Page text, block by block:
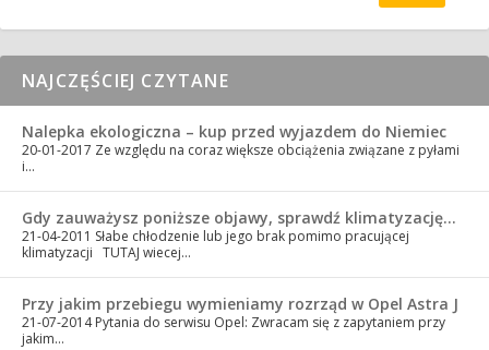
NAJCZĘŚCIEJ CZYTANE
Nalepka ekologiczna – kup przed wyjazdem do Niemiec
20-01-2017 Ze względu na coraz większe obciążenia związane z pyłami
i…
Gdy zauważysz poniższe objawy, sprawdź klimatyzację…
21-04-2011 Słabe chłodzenie lub jego brak pomimo pracującej
klimatyzacji TUTAJ wiecej…
Przy jakim przebiegu wymieniamy rozrząd w Opel Astra J
21-07-2014 Pytania do serwisu Opel: Zwracam się z zapytaniem przy
jakim…